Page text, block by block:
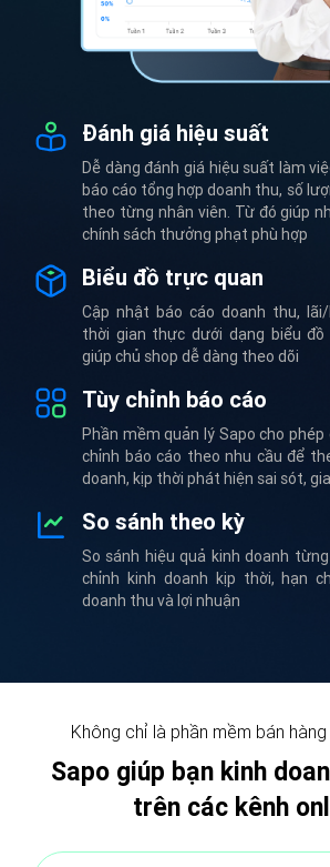
Đánh giá hiệu suất
Dễ dàng đánh giá hiệu suất làm
báo cáo tổng hợp doanh thu, số
theo từng nhân viên. Từ đó giúp
chính sách thưởng phạt phù hợp
Biểu đồ trực quan
Cập nhật báo cáo doanh thu,
thời gian thực dưới dạng biểu
giúp chủ shop dễ dàng theo dõi
Tùy chỉnh báo cáo
Phần mềm quản lý Sapo cho
chỉnh báo cáo theo nhu cầu để
doanh, kịp thời phát hiện sai sót,
So sánh theo kỳ
So sánh hiệu quả kinh doanh
chỉnh kinh doanh kịp thời, hạn
doanh thu và lợi nhuận
Không chỉ là phần mềm bán
Sapo giúp bạn kinh
trên các kênh